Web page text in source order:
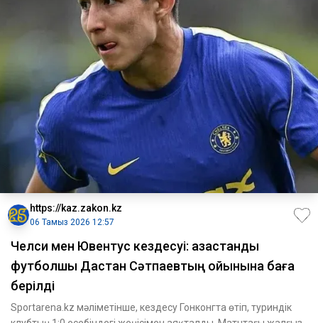
https://kaz.zakon.kz
06 Тамыз 2026 12:57
Челси мен Ювентус кездесуі: қазақстандық
футболшы Дастан Сәтпаевтың ойынына баға
берілді
Sportarena.kz мәліметінше, кездесу Гонконгта өтіп, туриндік